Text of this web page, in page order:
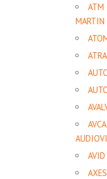
ATM
MARTIN
AVID